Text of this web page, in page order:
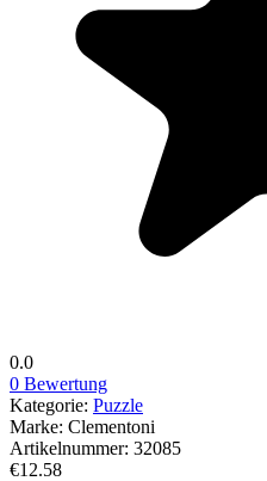
0.0
0 Bewertung
Kategorie: Puzzle
Marke: Clementoni
Artikelnummer: 32085
€12.58